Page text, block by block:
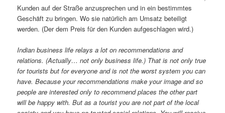
Kunden auf der Straße anzusprechen und in ein bestimmtes
Geschäft zu bringen. Wo sie natürlich am Umsatz beteiligt
werden. (Der dem Preis für den Kunden aufgeschlagen wird.)
Indian business life relays a lot on recommendations and
relations. (Actually… not only business life.) That is not only true
for tourists but for everyone and is not the worst system you can
have. Because your recommendations make your image and so
people are interested only to recommend places the other part
will be happy with. But as a tourist you are not part of the local